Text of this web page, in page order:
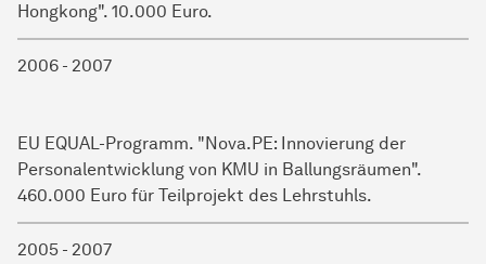
Hongkong". 10.000 Euro.
2006 - 2007
EU EQUAL-Programm. "Nova.PE: Innovierung der
Personalentwicklung von KMU in Ballungsräumen".
460.000 Euro für Teilprojekt des Lehrstuhls.
2005 - 2007